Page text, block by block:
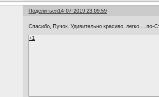
Поделиться14-07-2019 23:09:59
Спасибо, Пучок. Удивительно красиво, легко.....по-
+1